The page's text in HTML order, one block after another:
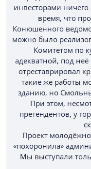
инвесторами
время, что
Конюшенного
можно было
Комитетом по
адекватной, под
отреставрировал
такие же работы
зданию, но
При этом,
претендентов, у
Проект
«похоронила»
Мы выступали